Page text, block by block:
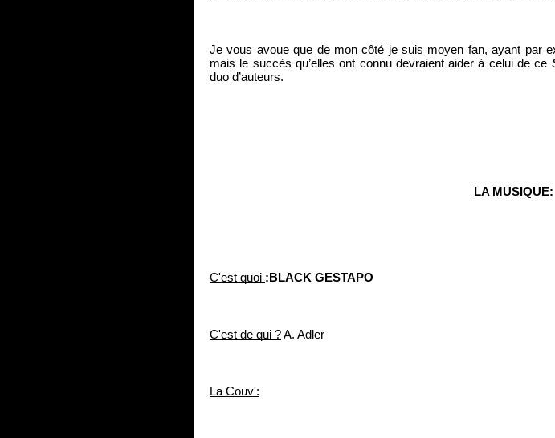
Je vous avoue que de mon côté je suis moyen fan, ayant par
mais le succès qu’elles ont connu devraient aider à celui de ce
duo d’auteurs.
LA MUSIQUE:
C'est quoi :BLACK GESTAPO
C'est de qui ? A. Adler
La Couv':